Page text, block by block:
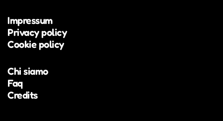
dal 2018 nella scena musicale altoatesina (Beyond
Hills, Fruity Sessions) e nel 2023 ha vinto il
concorso Euregio UploadSounds, affermandosi
Impressum
Privacy policy
Cookie policy
Chi siamo
Faq
Credits